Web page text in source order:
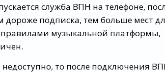
служба ВПН на телефоне,
дороже подписка, тем больше мест
правилами музыкальной платформы,
то после подключения